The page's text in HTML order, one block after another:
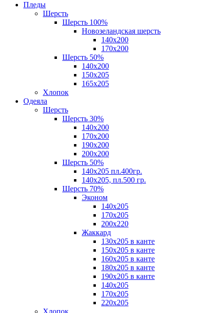
Пледы
Шерсть
Шерсть 100%
Новозеландская шерсть
140х200
170x200
Шерсть 50%
140x200
150х205
165х205
Хлопок
Одеяла
Шерсть
Шерсть 30%
140х200
170х200
190х200
200х200
Шерсть 50%
140х205 пл.400гр.
140х205, пл.500 гр.
Шерсть 70%
Эконом
140х205
170х205
200х220
Жаккард
130х205 в канте
150х205 в канте
160х205 в канте
180х205 в канте
190х205 в канте
140х205
170х205
220х205